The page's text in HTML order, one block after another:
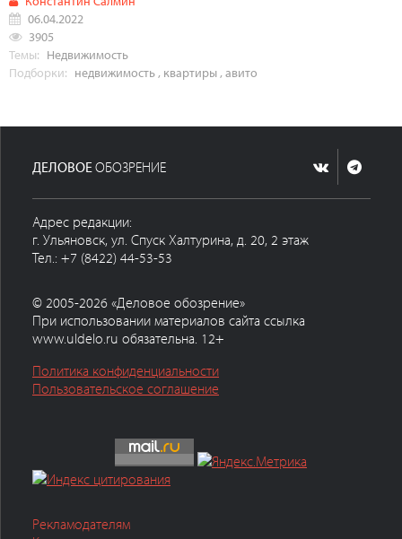
06.04.2022
3905
Темы: Недвижимость
Подборки: недвижимость , квартиры ,авито
ДЕЛОВОЕ ОБОЗРЕНИЕ
Адрес редакции:
г. Ульяновск, ул. Спуск Халтурина, д. 20, 2 этаж
Тел.: +7 (8422) 44-53-53
© 2005-2026 «Деловое обозрение»
При использовании материалов сайта ссылка
www.uldelo.ru обязательна. 12+
Политика конфиденциальности
Пользовательское соглашение
Рекламодателям